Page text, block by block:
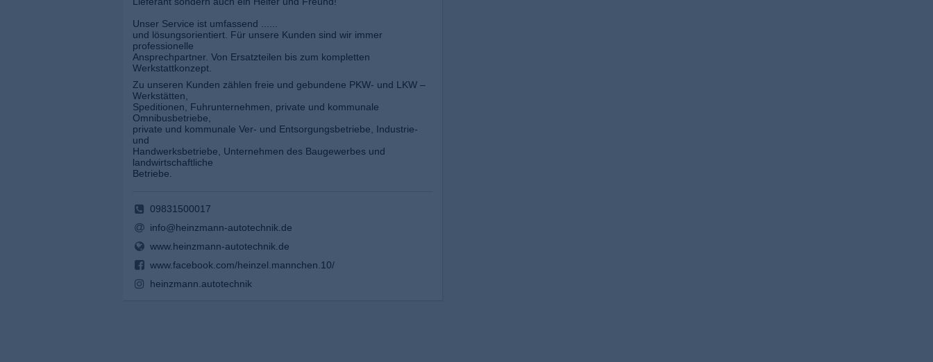
Unser Service ist umfassend ......
und lösungsorientiert. Für unsere Kunden sind wir immer
professionelle
Ansprechpartner. Von Ersatzteilen bis zum kompletten
Werkstattkonzept.
Zu unseren Kunden zählen freie und gebundene PKW- und LKW –
Werkstätten,
Speditionen, Fuhrunternehmen, private und kommunale
Omnibusbetriebe,
private und kommunale Ver- und Entsorgungsbetriebe, Industrie-
und
Handwerksbetriebe, Unternehmen des Baugewerbes und
landwirtschaftliche
Betriebe.
09831500017
info@heinzmann-autotechnik.de
www.heinzmann-autotechnik.de
www.facebook.com/heinzel.mannchen.10/
heinzmann.autotechnik